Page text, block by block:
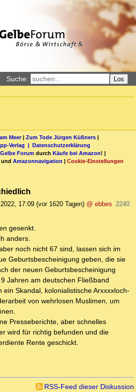
Suche: Los
Meer| Zum Tode Jürgen Küßners |
Verlag | Datenschutzerklärung
Forum durch Käufe bei Amazon! |
und Amazonnavigation | Cookie-Einstellungen
17:09 (vor 1620 Tagen) @ ebbes 2240
gesenkt.
anders.
noch nicht 67 sind, lassen sich im
Geburtsbescheinigung geben, die sie
der neuen Geburtsbescheinigung
Jahren am deutschen Fließband
Skandal, kolonialistische Arxxxxloch-
von wehrlosen Muslimen, um
Presseberichte, aber schnelles
wird für richtig befunden und die
Rente geschickt.
RSS-Feed dieser Diskussion